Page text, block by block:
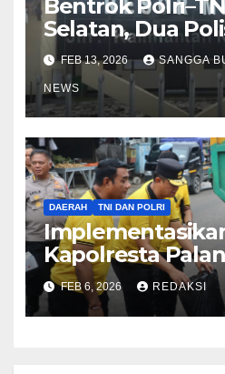
Bentrok
Selatan, Dua
FEB 13, 2026 SANGGA
NEWS
DAERAH TNI DAN POLRI
Kapolresta
Dampingi
Kurve di Pasar
FEB 6, 2026 REDAKSI